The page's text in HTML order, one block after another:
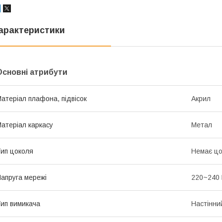
атрибути
плафона, підвісок Акрил
каркасу Метал
цоколя Немає
мережі 220~240
вимикача